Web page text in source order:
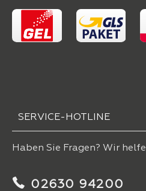
SERVICE-HOTLINE
Haben Sie Fragen? Wir
02630 94200